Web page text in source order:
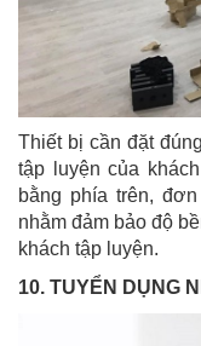
Thiết bị cần đặt
tập luyện của
bằng phía trên,
nhằm đảm bảo độ
khách tập luyện.
10. TUYỂN DỤNG